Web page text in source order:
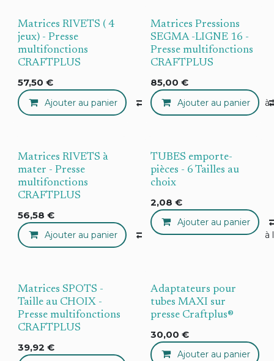
Matrices RIVETS ( 4
jeux) - Presse
multifonctions
CRAFTPLUS
57,50 €
Ajouter au panier Compare Ajouter à
Matrices Pressions
SEGMA -LIGNE 16 -
Presse multifonctions
CRAFTPLUS
85,00 €
Ajouter au panier
Matrices RIVETS à
mater - Presse
multifonctions
CRAFTPLUS
56,58 €
Ajouter au panier Compare Ajouter à
TUBES emporte-
pièces - 6 Tailles au
choix
2,08 €
Ajouter au panier
Matrices SPOTS -
Taille au CHOIX -
Presse multifonctions
CRAFTPLUS
39,92 €
Adaptateurs pour
tubes MAXI sur
presse Craftplus®
30,00 €
Ajouter au panier